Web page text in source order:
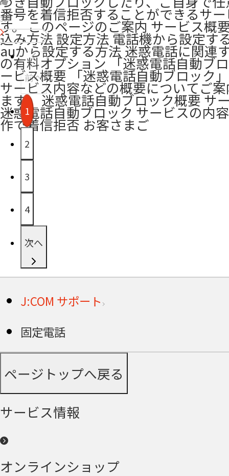
番号を着信拒否することができるサ
す。 このページのご案内 サービス概
込み方法 設定方法 電話機から設定す
auから設定する方法 迷惑電話に関連
の有料オプション 「迷惑電話自動ブ
ービス概要 「迷惑電話自動ブロック
サービス内容などの概要についてご
ます。 迷惑電話自動ブロック概要 サ
迷惑電話自動ブロック サービスの内
作で着信拒否 お客さまご
337
前へ
1
2
3
4
次へ
J:COM サポート
固定電話
ページトップへ戻る
サービス情報
オンラインショップ